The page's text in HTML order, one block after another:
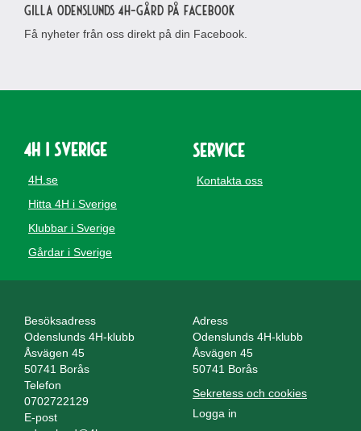
Gilla Odenslunds 4H-gård på Facebook
Få nyheter från oss direkt på din Facebook.
4H i Sverige
4H.se
Hitta 4H i Sverige
Klubbar i Sverige
Gårdar i Sverige
Service
Kontakta oss
Besöksadress
Odenslunds 4H-klubb
Åsvägen 45
50741 Borås
Adress
Odenslunds 4H-klubb
Åsvägen 45
50741 Borås
Telefon
0702722129
E-post
Sekretess och cookies
Logga in